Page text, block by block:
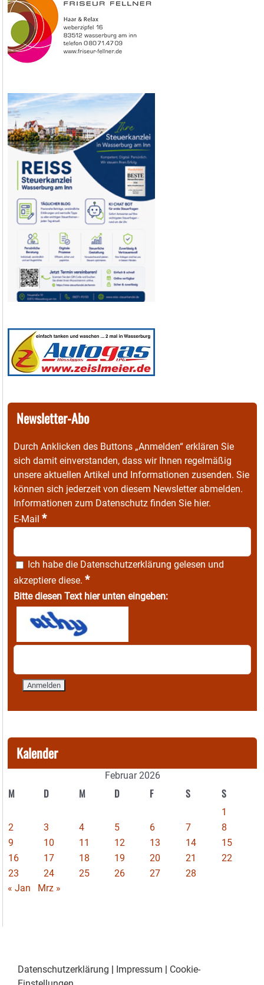
Newsletter-Abo
Durch Anklicken des Buttons „Anmelden“ erklären Sie
sich damit einverstanden, dass wir Ihnen regelmäßig
unsere aktuellen Artikel und Informationen zusenden. Sie
können sich jederzeit von diesem Newsletter abmelden.
Informationen zum Datenschutz finden Sie hier.
E-Mail *
Ich habe die Datenschutzerklärung gelesen und
akzeptiere diese. *
Bitte diesen Text hier unten eingeben:
Kalender
Februar 2026
M D M D F S S
1
2
3 4 5 6 7
8
9
10 11 12 13 14
15
16
17 18 19 20 21
22
23
24 25 26 27
28
« Jan
Mrz »
Datenschutzerklärung | Impressum | Cookie-